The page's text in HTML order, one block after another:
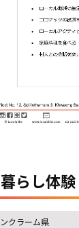
らし体験
クラーム県